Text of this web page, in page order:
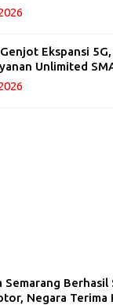
Ekspansi
Unlimited
Semarang Berhasil
Negara Terima